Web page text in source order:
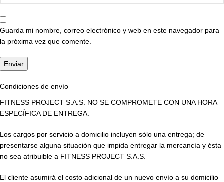
Guarda mi nombre, correo electrónico y web en este navegador para
la próxima vez que comente.
Condiciones de envío
FITNESS PROJECT S.A.S. NO SE COMPROMETE CON UNA HORA
ESPECÍFICA DE ENTREGA.
Los cargos por servicio a domicilio incluyen sólo una entrega; de
presentarse alguna situación que impida entregar la mercancía y ésta
no sea atribuible a FITNESS PROJECT S.A.S.
El cliente asumirá el costo adicional de un nuevo envío a su domicilio